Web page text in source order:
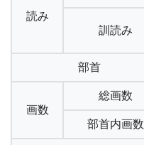
読み
訓読み
部首
画数
総画数
部首内画数